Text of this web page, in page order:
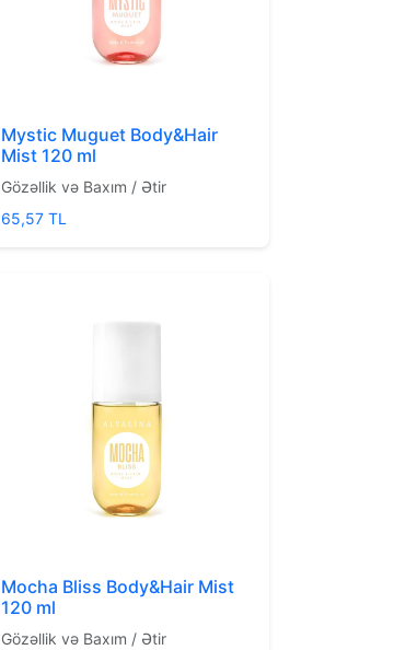
Mystic Muguet Body&Hair
Mist 120 ml
Gözəllik və Baxım / Ətir
65,57 TL
Mocha Bliss Body&Hair Mist
120 ml
Gözəllik və Baxım / Ətir